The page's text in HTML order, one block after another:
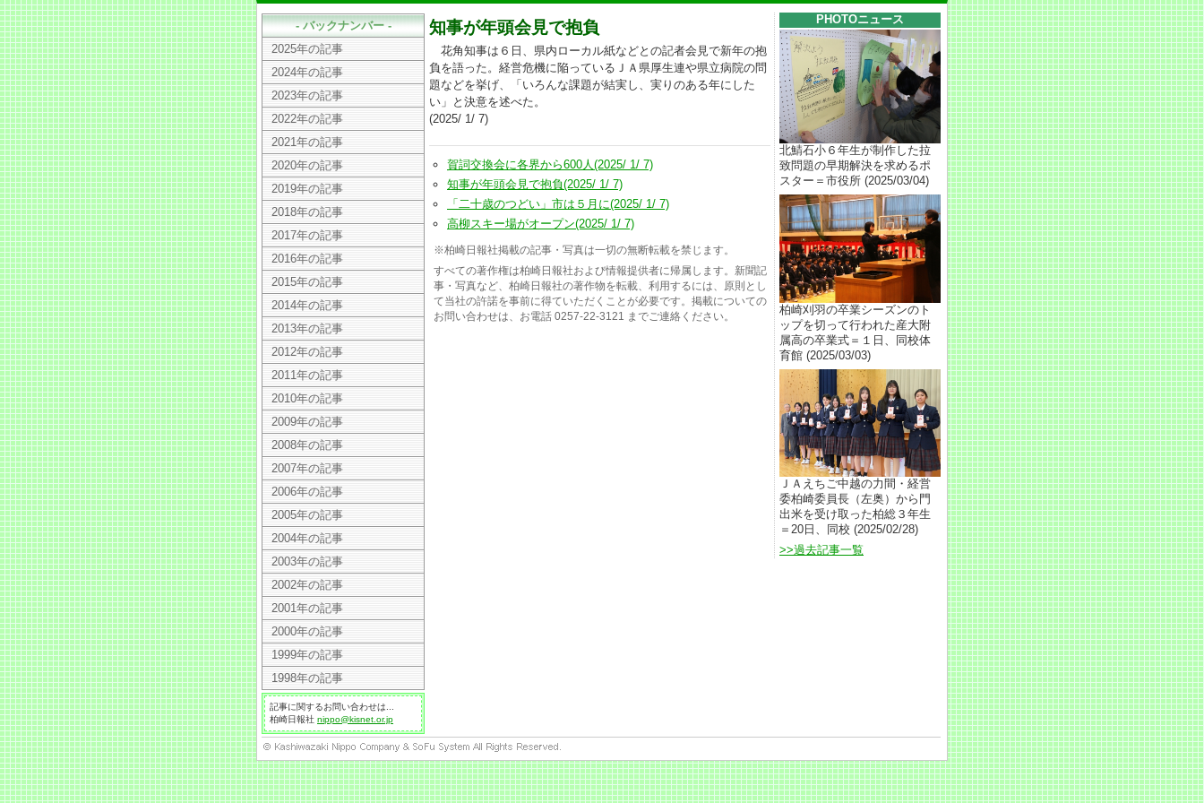
PHOTOニュース
北鯖石小６年生が制作した拉
致問題の早期解決を求めるポ
スター＝市役所 (2025/03/04)
柏崎刈羽の卒業シーズンのト
ップを切って行われた産大附
属高の卒業式＝１日、同校体
育館 (2025/03/03)
ＪＡえちご中越の力間・経営
委柏崎委員長（左奥）から門
出米を受け取った柏総３年生
＝20日、同校 (2025/02/28)
>>過去記事一覧
知事が年頭会見で抱負
花角知事は６日、県内ローカル紙などとの記者会見で新年の抱
負を語った。経営危機に陥っているＪＡ県厚生連や県立病院の問
題などを挙げ、「いろんな課題が結実し、実りのある年にした
い」と決意を述べた。
(2025/ 1/ 7)
賀詞交換会に各界から600人(2025/ 1/ 7)
知事が年頭会見で抱負(2025/ 1/ 7)
「二十歳のつどい」市は５月に(2025/ 1/ 7)
高柳スキー場がオープン(2025/ 1/ 7)
※柏崎日報社掲載の記事・写真は一切の無断転載を禁じます。
すべての著作権は柏崎日報社および情報提供者に帰属します。新聞記
事・写真など、柏崎日報社の著作物を転載、利用するには、原則とし
て当社の許諾を事前に得ていただくことが必要です。掲載についての
お問い合わせは、お電話 0257-22-3121 までご連絡ください。
- バックナンバー -
2025年の記事
2024年の記事
2023年の記事
2022年の記事
2021年の記事
2020年の記事
2019年の記事
2018年の記事
2017年の記事
2016年の記事
2015年の記事
2014年の記事
2013年の記事
2012年の記事
2011年の記事
2010年の記事
2009年の記事
2008年の記事
2007年の記事
2006年の記事
2005年の記事
2004年の記事
2003年の記事
2002年の記事
2001年の記事
2000年の記事
1999年の記事
1998年の記事
記事に関するお問い合わせは...
柏崎日報社 nippo@kisnet.or.jp